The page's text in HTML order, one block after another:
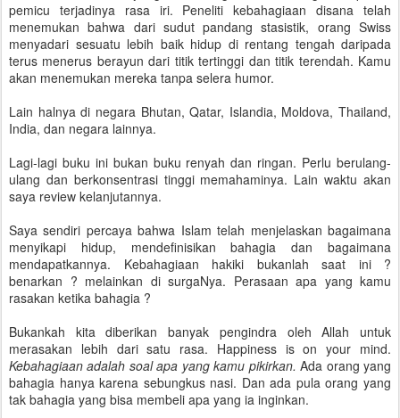
pemicu terjadinya rasa iri. Peneliti kebahagiaan disana telah
menemukan bahwa dari sudut pandang stasistik, orang Swiss
menyadari sesuatu lebih baik hidup di rentang tengah daripada
terus menerus berayun dari titik tertinggi dan titik terendah. Kamu
akan menemukan mereka tanpa selera humor.
Lain halnya di negara Bhutan, Qatar, Islandia, Moldova, Thailand,
India, dan negara lainnya.
Lagi-lagi buku ini bukan buku renyah dan ringan. Perlu berulang-
ulang dan berkonsentrasi tinggi memahaminya. Lain waktu akan
saya review kelanjutannya.
Saya sendiri percaya bahwa Islam telah menjelaskan bagaimana
menyikapi hidup, mendefinisikan bahagia dan bagaimana
mendapatkannya. Kebahagiaan hakiki bukanlah saat ini ?
benarkan ? melainkan di surgaNya. Perasaan apa yang kamu
rasakan ketika bahagia ?
Bukankah kita diberikan banyak pengindra oleh Allah untuk
merasakan lebih dari satu rasa. Happiness is on your mind.
Kebahagiaan adalah soal apa yang kamu pikirkan. Ada orang yang
bahagia hanya karena sebungkus nasi. Dan ada pula orang yang
tak bahagia yang bisa membeli apa yang ia inginkan.